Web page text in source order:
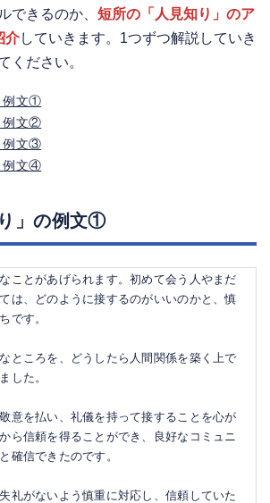
できるのか、 短所の「人見知り」のア
介していきます。1つずつ解説していき
ください。
例文①
例文②
例文③
例文④
」の例文①
ことがあげられます。初めて会う人やまだ
は、どのように接するのがいいのかと、慎
です。
ところを、どうしたら人間関係を築く上で
した。
意を払い、礼儀を持って接することを心が
ら信頼を得ることができ、良好なコミュニ
確信できたのです。
礼がないよう慎重に対応し、信頼していた